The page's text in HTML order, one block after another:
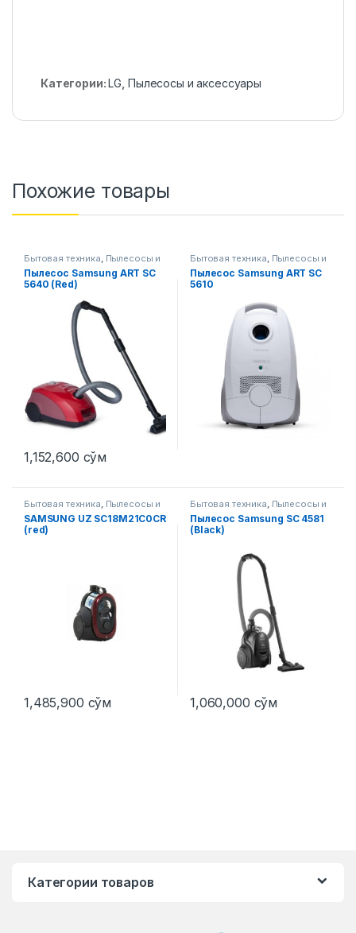
Категории:LG Пылесосы и аксессуары
Похожие товары
Бытовая техника, Пылесосы и
аксессуары
Пылесос Samsung ART SC
5640 (Red)
1,152,600 сўм
Бытовая техника, Пылесосы и
аксессуары
Пылесос Samsung ART SC
5610
Бытовая техника, Пылесосы и
аксессуары
SAMSUNG UZ SC18M21C0CR
(red)
1,485,900 сўм
Бытовая техника, Пылесосы и
аксессуары
Пылесос Samsung SC 4581
(Black)
1,060,000 сўм
Категории товаров